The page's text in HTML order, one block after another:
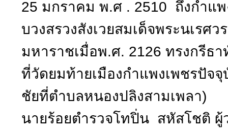
25 มกราคม พ.ศ . 2510 ถึงกำแพ
บวงสรวงสังเวยสมเด็จพระนเรศ
มหาราชเมื่อพ.ศ. 2126 ทรงกรีธ
ที่วัดยมท้ายเมืองกำแพงเพชรปัจ
ชัยที่ตำบลหนองปลิงสามเพลา)
นายร้อยตำรวจโทปิ่น สหัสโชติ